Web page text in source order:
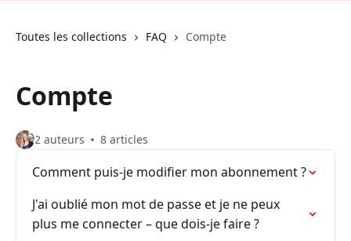
Toutes les collections FAQ Compte
Compte
2 auteurs 8 articles
Comment puis-je modifier mon abonnement ?
J'ai oublié mon mot de passe et je ne peux
plus me connecter – que dois-je faire ?